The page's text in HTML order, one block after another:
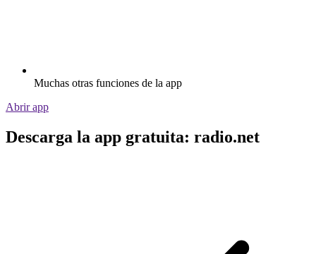
Muchas otras funciones de la app
Abrir app
Descarga la app gratuita: radio.net